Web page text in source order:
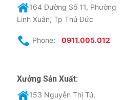
164 Đường Số 11, Phường
Linh Xuân, Tp Thủ Đức
Phone: 0911.005.012
Xưởng Sản Xuất:
153 Nguyễn Thị Tú,